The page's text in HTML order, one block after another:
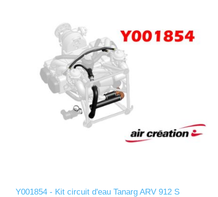
Y001854 - Kit circuit d'eau Tanarg ARV 912 S